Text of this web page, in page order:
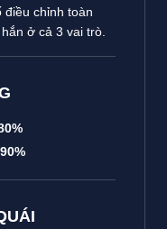
điều chỉnh toàn
ở cả 3 vai trò.
90%